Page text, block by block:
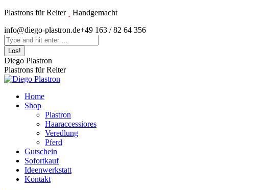
Zum
springen
Plastrons für Reiter
Handgemacht
Instagram
page
opens
in
new
window
info@diego-plastron.de+49 163 / 82 64 356
Search:
Diego Plastron
Plastrons für Reiter
Home
Shop
Plastron
Haaraccessiores
Veredlung
Pferd
Gutschein
Sofortkauf
Ideenwerkstatt
Kontakt